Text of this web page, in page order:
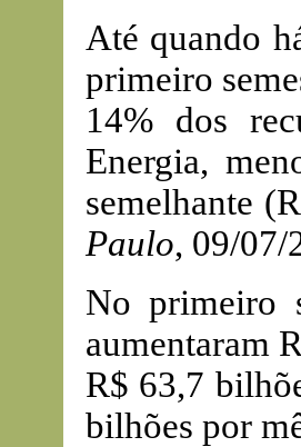
Até quando
primeiro
14% dos
Energia,
semelhante
Paulo, 09/07/
No primeiro
aumentaram
R$ 63,7
bilhões por